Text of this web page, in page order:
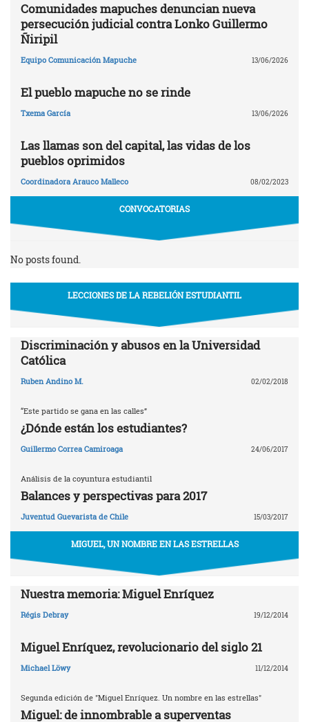
Comunidades mapuches denuncian nueva
persecución judicial contra Lonko Guillermo
Ñiripil
Equipo Comunicación Mapuche 13/06/2026
El pueblo mapuche no se rinde
Txema García 13/06/2026
Las llamas son del capital, las vidas de los
pueblos oprimidos
Coordinadora Arauco Malleco 08/02/2023
CONVOCATORIAS
No posts found.
LECCIONES DE LA REBELIÓN ESTUDIANTIL
Discriminación y abusos en la Universidad
Católica
Ruben Andino M. 02/02/2018
“Este partido se gana en las calles”
¿Dónde están los estudiantes?
Guillermo Correa Camiroaga 24/06/2017
Análisis de la coyuntura estudiantil
Balances y perspectivas para 2017
Juventud Guevarista de Chile 15/03/2017
MIGUEL, UN NOMBRE EN LAS ESTRELLAS
Nuestra memoria: Miguel Enríquez
Régis Debray 19/12/2014
Miguel Enríquez, revolucionario del siglo 21
Michael Löwy 11/12/2014
Segunda edición de "Miguel Enríquez. Un nombre en las estrellas"
Miguel: de innombrable a superventas